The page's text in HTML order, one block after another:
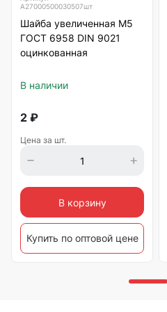
А27000500030507шт
Шайба увеличенная М5
ГОСТ 6958 DIN 9021
оцинкованная
В наличии
2 ₽
Цена за шт.
В корзину
Купить по оптовой цене